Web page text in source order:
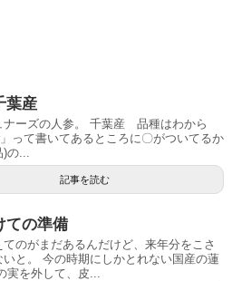
葉産
ナーズの人参。 千葉産 品種はわから
って書いてあるところに〇がついてるか
)の...
記事を読む
ての準備
のがまだあるんだけど、来年分をこさ
いと。 今の時期にしかとれない国産の蓮
実を外して、皮...